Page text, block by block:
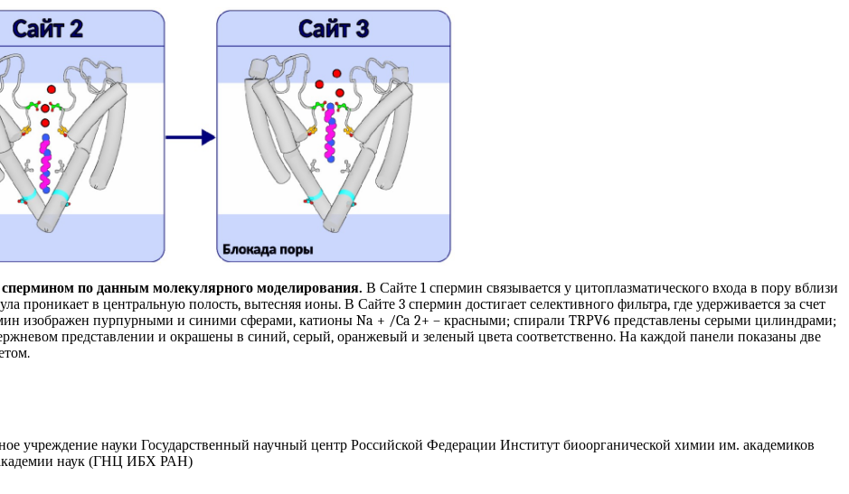
по данным молекулярного моделирования. В Сайте 1 спермин связывается у цитоплазматического входа в пору вблизи
проникает в центральную полость, вытесняя ионы. В Сайте 3 спермин достигает селективного фильтра, где удерживается за счет
изображен пурпурными и синими сферами, катионы Na + /Ca 2+ – красными; спирали TRPV6 представлены серыми цилиндрами;
представлении и окрашены в синий, серый, оранжевый и зеленый цвета соответственно. На каждой панели показаны две
учреждение науки Государственный научный центр Российской Федерации Институт биоорганической химии им. академиков
наук (ГНЦ ИБХ РАН)